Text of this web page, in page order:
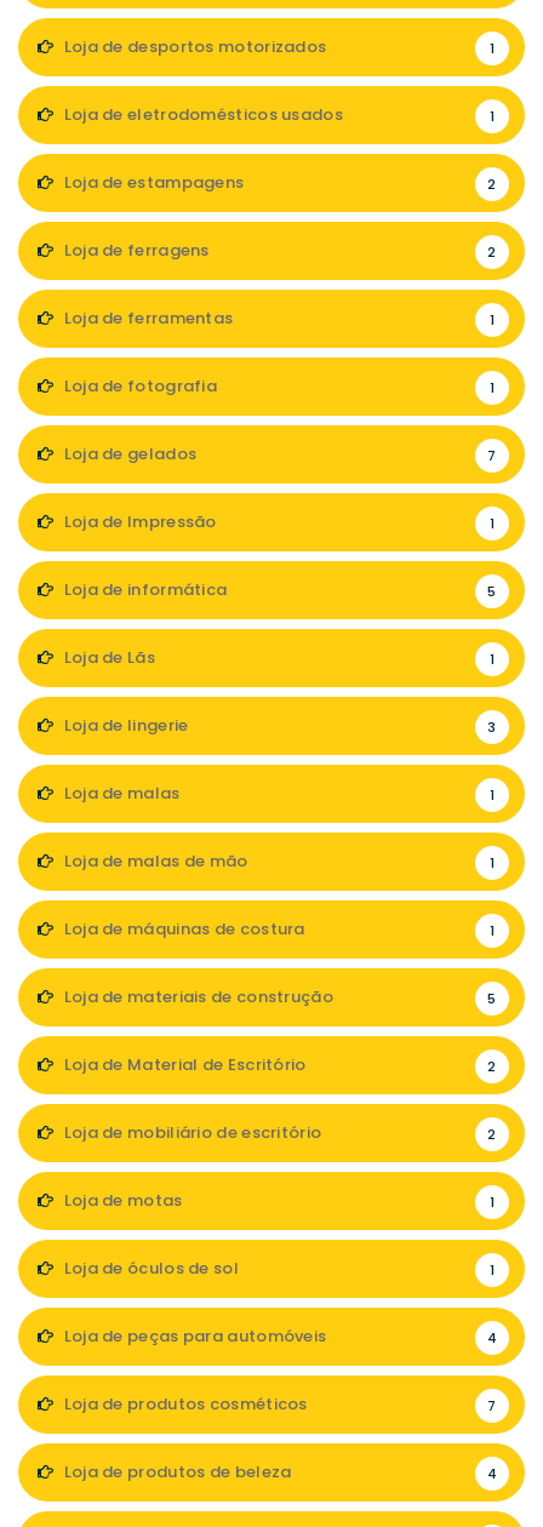
Loja de desportos motorizados 1
Loja de eletrodomésticos usados 1
Loja de estampagens 2
Loja de ferragens 2
Loja de ferramentas 1
Loja de fotografia 1
Loja de gelados 7
Loja de Impressão 1
Loja de informática 5
Loja de Lãs 1
Loja de lingerie 3
Loja de malas 1
Loja de malas de mão 1
Loja de máquinas de costura 1
Loja de materiais de construção 5
Loja de Material de Escritório 2
Loja de mobiliário de escritório 2
Loja de motas 1
Loja de óculos de sol 1
Loja de peças para automóveis 4
Loja de produtos cosméticos 7
Loja de produtos de beleza 4